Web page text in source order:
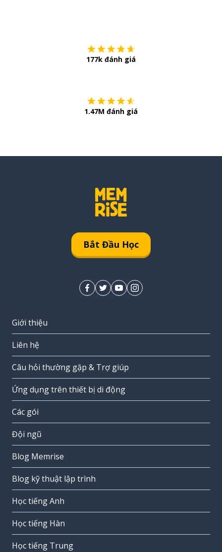
177k đánh giá
1.47M đánh giá
Bắt Đầu Học
Giới thiệu
Liên hệ
Câu hỏi thường gặp & Trợ giúp
Ứng dụng trên thiết bị di động
Các gói
Đội ngũ
Blog Memrise
Blog kỹ thuật lập trình
Học tiếng Anh
Học tiếng Hàn
Học tiếng Trung